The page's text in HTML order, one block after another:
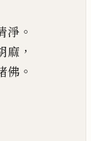
淨 。
麻 ，
佛 。